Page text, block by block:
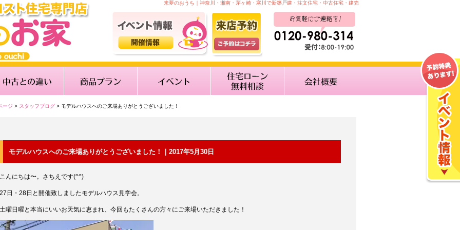
来夢のおうち｜神奈川・湘南・茅ヶ崎・寒川で新築戸建・注文住宅・中古住宅・建売
ージ > スタッフブログ > モデルハウスへのご来場ありがとうございました！
モデルハウスへのご来場ありがとうございました！｜2017年5月30日
こんにちは〜。さちえです(^^)
27日・28日と開催致しましたモデルハウス見学会。
土曜日曜と本当にいいお天気に恵まれ、今回もたくさんの方々にご来場いただきました！